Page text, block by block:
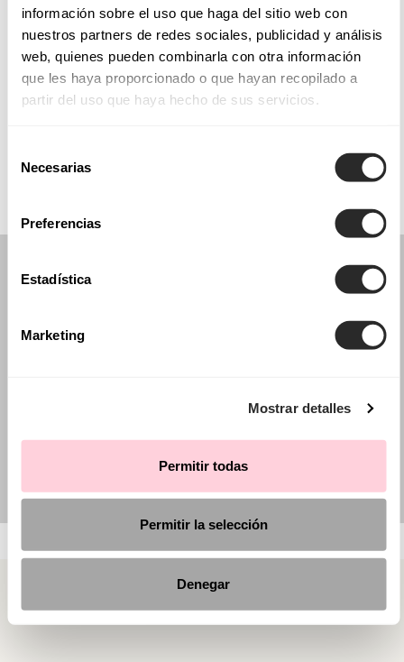
información sobre el uso que haga del sitio web con
nuestros partners de redes sociales, publicidad y análisis
web, quienes pueden combinarla con otra información
que les haya proporcionado o que hayan recopilado a
partir del uso que haya hecho de sus servicios.
Necesarias
Preferencias
Estadística
Marketing
Mostrar detalles
Permitir todas
Permitir la selección
Denegar
PRENEZ RENDEZ-VOUS
COLLECTIONS